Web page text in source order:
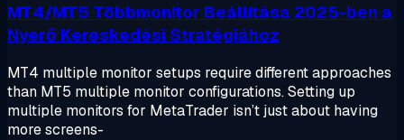
MT4/MT5 Többmonitor Beállítása 2025-ben a
Nyerő Kereskedési Stratégiához
MT4 multiple monitor setups require different approaches
than MT5 multiple monitor configurations. Setting up
multiple monitors for MetaTrader isn’t just about having
more screens-